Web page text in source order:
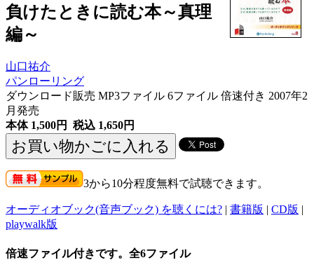
負けたときに読む本～真理
編～
山口祐介
パンローリング
ダウンロード販売 MP3ファイル 6ファイル 倍速付き 2007年2
月発売
本体 1,500円 税込 1,650円
3から10分程度無料で試聴できます。
オーディオブック(音声ブック) を聴くには? | 書籍版 | CD版 |
playwalk版
倍速ファイル付きです。全6ファイル